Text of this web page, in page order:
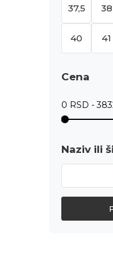
37,5 38
40 41
Cena
Naziv ili